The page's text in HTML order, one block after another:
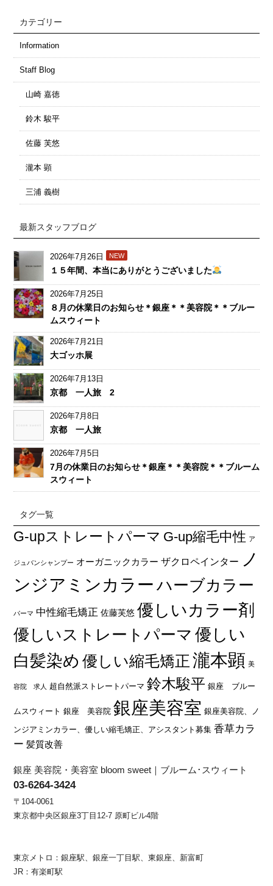
カテゴリー
Information
Staff Blog
山崎 嘉徳
鈴木 駿平
佐藤 芙悠
瀧本 顕
三浦 義樹
最新スタッフブログ
2026年7月26日 NEW
１５年間、本当にありがとうございました
2026年7月25日
８月の休業日のお知らせ＊銀座＊＊美容院＊＊ブルー
ムスウィート
2026年7月21日
大ゴッホ展
2026年7月13日
京都 一人旅 2
2026年7月8日
京都 一人旅
2026年7月5日
7月の休業日のお知らせ＊銀座＊＊美容院＊＊ブルーム
スウィート
タグ一覧
G-upストレートパーマ G-up縮毛中性 ア
ジュバンシャンプー オーガニックカラー ザクロペインター
ノ
ンジアミンカラー ハーブカラー
パーマ 中性縮毛矯正 佐藤芙悠 優しいカラー剤
優しいストレートパーマ 優しい
白髪染め 優しい縮毛矯正 瀧本顕 美
容院 求人 超自然派ストレートパーマ 鈴木駿平 銀座 ブルー
ムスウィート 銀座 美容院 銀座美容室 銀座美容院、ノ
ンジアミンカラー、優しい縮毛矯正、アシスタント募集 香草カラ
ー 髪質改善
銀座 美容院・美容室 bloom sweet｜ブルーム･スウィート
03-6264-3424
〒104-0061
東京都中央区銀座3丁目12-7 原町ビル4階
東京メトロ：銀座駅、銀座一丁目駅、東銀座、新富町
JR：有楽町駅